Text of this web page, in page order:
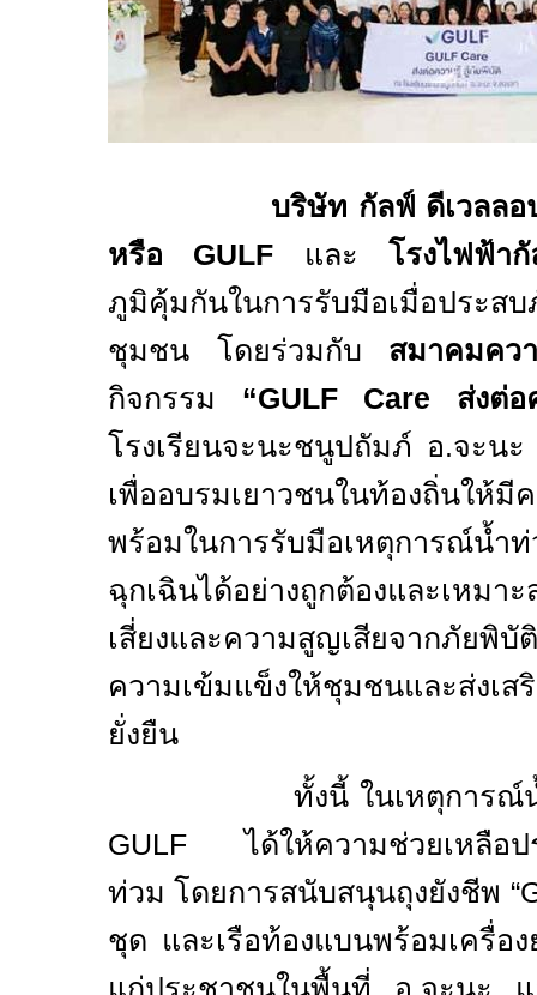
บริษัท กัลฟ์ ดีเวลล
หรือ GULF และ โรงไฟฟ้า
ภูมิคุ้มกันในการรับมือเมื่อประ
ชุมชน โดยร่วมกับ สมาคมคว
กิจกรรม “GULF Care ส่งต่
โรงเรียนจะนะชนูปถัมภ์ อ.จะนะ
เพื่ออบรมเยาวชนในท้องถิ่นให้มี
พร้อมในการรับมือเหตุการณ์น้ำ
ฉุกเฉินได้อย่างถูกต้องและเหมา
เสี่ยงและความสูญเสียจากภัย
ความเข้มแข็งให้ชุมชนและส่งเส
ยั่งยืน
ทั้งนี้ ในเหตุการณ์
GULFได้ให้ความช่วยเหลือ
ท่วม โดยการสนับสนุนถุงยังชีพ “
ชุด และเรือท้องแบนพร้อมเครื่
แก่ประชาชนในพื้นที่ อ.จะนะ